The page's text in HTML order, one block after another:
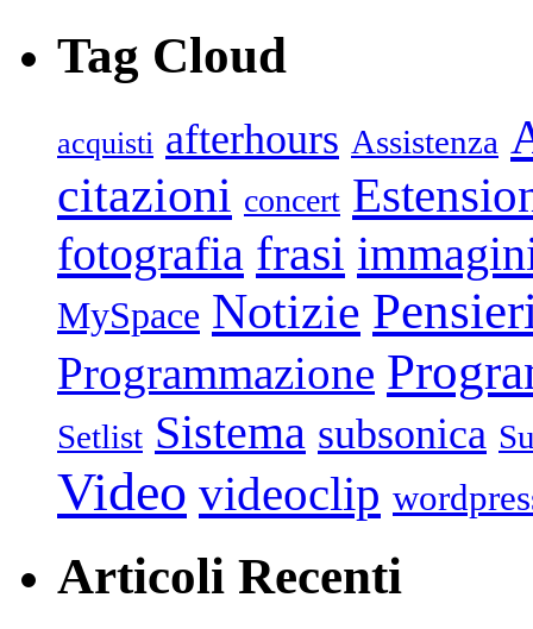
Tag Cloud
acquisti afterhours Assistenza
citazioni concert
fotografia frasi
MySpace Notizie
Programmazione
Setlist Sistema subsonica
Video videoclip
Articoli Recenti